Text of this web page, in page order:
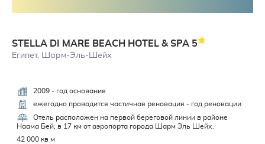
STELLA DI MARE BEACH HOTEL & SPA 5
Египет, Шарм-Эль-Шейх
2009 - год основания
ежегодно проводится частичная реновация - год реновации
Отель расположен на первой береговой линии в районе
Наама Бей, в 17 км от аэропорта города Шарм Эль Шейх.
42 000 кв м